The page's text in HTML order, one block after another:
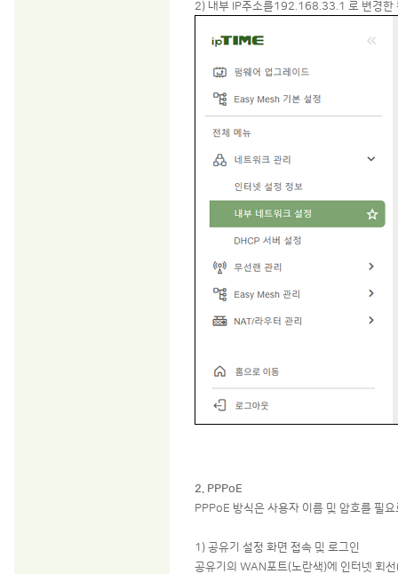
2) 내부 IP주소를192.168.33.1 로 변경한
2. PPPoE
PPPoE 방식은 사용자 이름 및 암호를 필
1) 공유기 설정 화면 접속 및 로그인
공유기의 WAN포트(노란색)에 인터넷 회